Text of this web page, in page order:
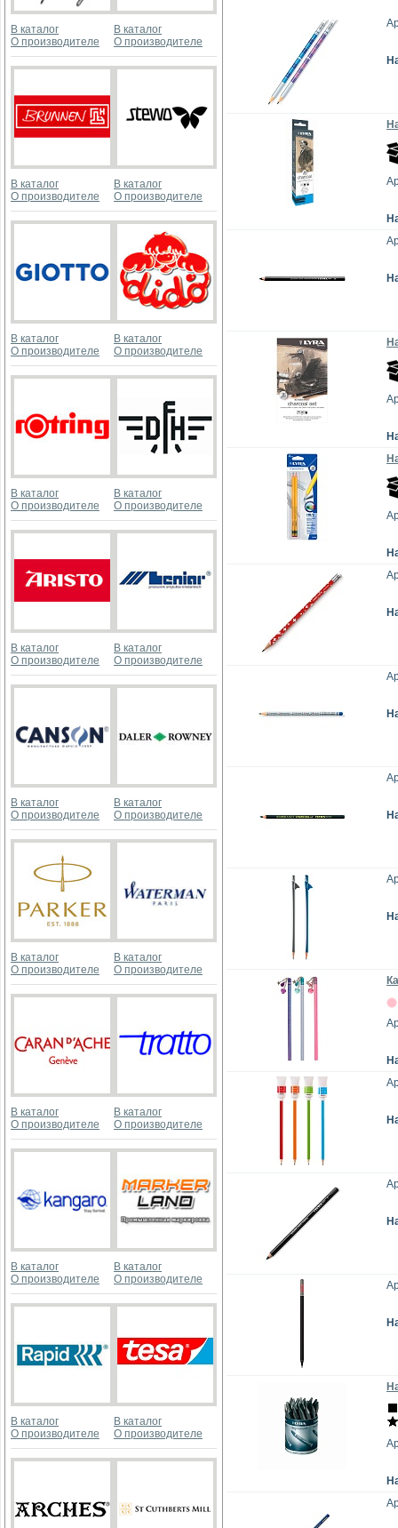
В каталог
О производителе
В каталог
О производителе
В каталог
О производителе
В каталог
О производителе
В каталог
О производителе
В каталог
О производителе
В каталог
О производителе
В каталог
О производителе
В каталог
О производителе
В каталог
О производителе
В каталог
О производителе
В каталог
О производителе
В каталог
О производителе
В каталог
О производителе
В каталог
О производителе
В каталог
О производителе
В каталог
О производителе
В каталог
О производителе
В каталог
О производителе
В каталог
О производителе